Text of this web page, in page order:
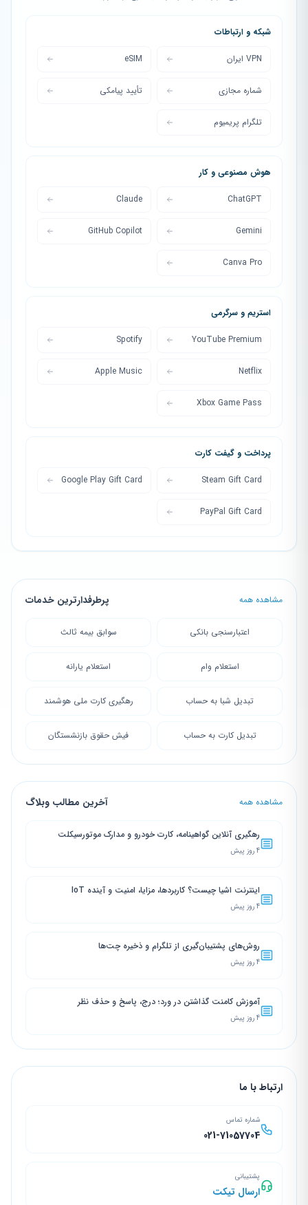
شبکه و ارتباطات
VPN ایران eSIM
شماره مجازی تأیید پیامکی
تلگرام پریمیوم
هوش مصنوعی و کار
ChatGPT
Claude
Gemini
GitHub Copilot
Canva Pro
استریم و سرگرمی
YouTube Premium
Spotify
Netflix
Apple Music
Xbox Game Pass
پرداخت و گیفت کارت
Steam Gift Card
Google Play Gift Card
PayPal Gift Card
مشاهده همه پرطرفدارترین خدمات
اعتبارسنجی بانکی سوابق بیمه ثالث
استعلام وام استعلام یارانه
تبدیل شبا به حساب رهگیری کارت ملی هوشمند
تبدیل کارت به حساب فیش حقوق بازنشستگان
مشاهده همه آخرین مطالب وبلاگ
رهگیری آنلاین گواهینامه، کارت خودرو و مدارک موتورسیکلت
4 روز پیش
اینترنت اشیا چیست؟ کاربردها، مزایا، امنیت و آینده IoT
4 روز پیش
روش‌های پشتیبان‌گیری از تلگرام و ذخیره چت‌ها
4 روز پیش
آموزش کامنت گذاشتن در ورد؛ درج، پاسخ و حذف نظر
4 روز پیش
ارتباط با ما
شماره تماس
021-71057704
پشتیبانی
ارسال تیکت